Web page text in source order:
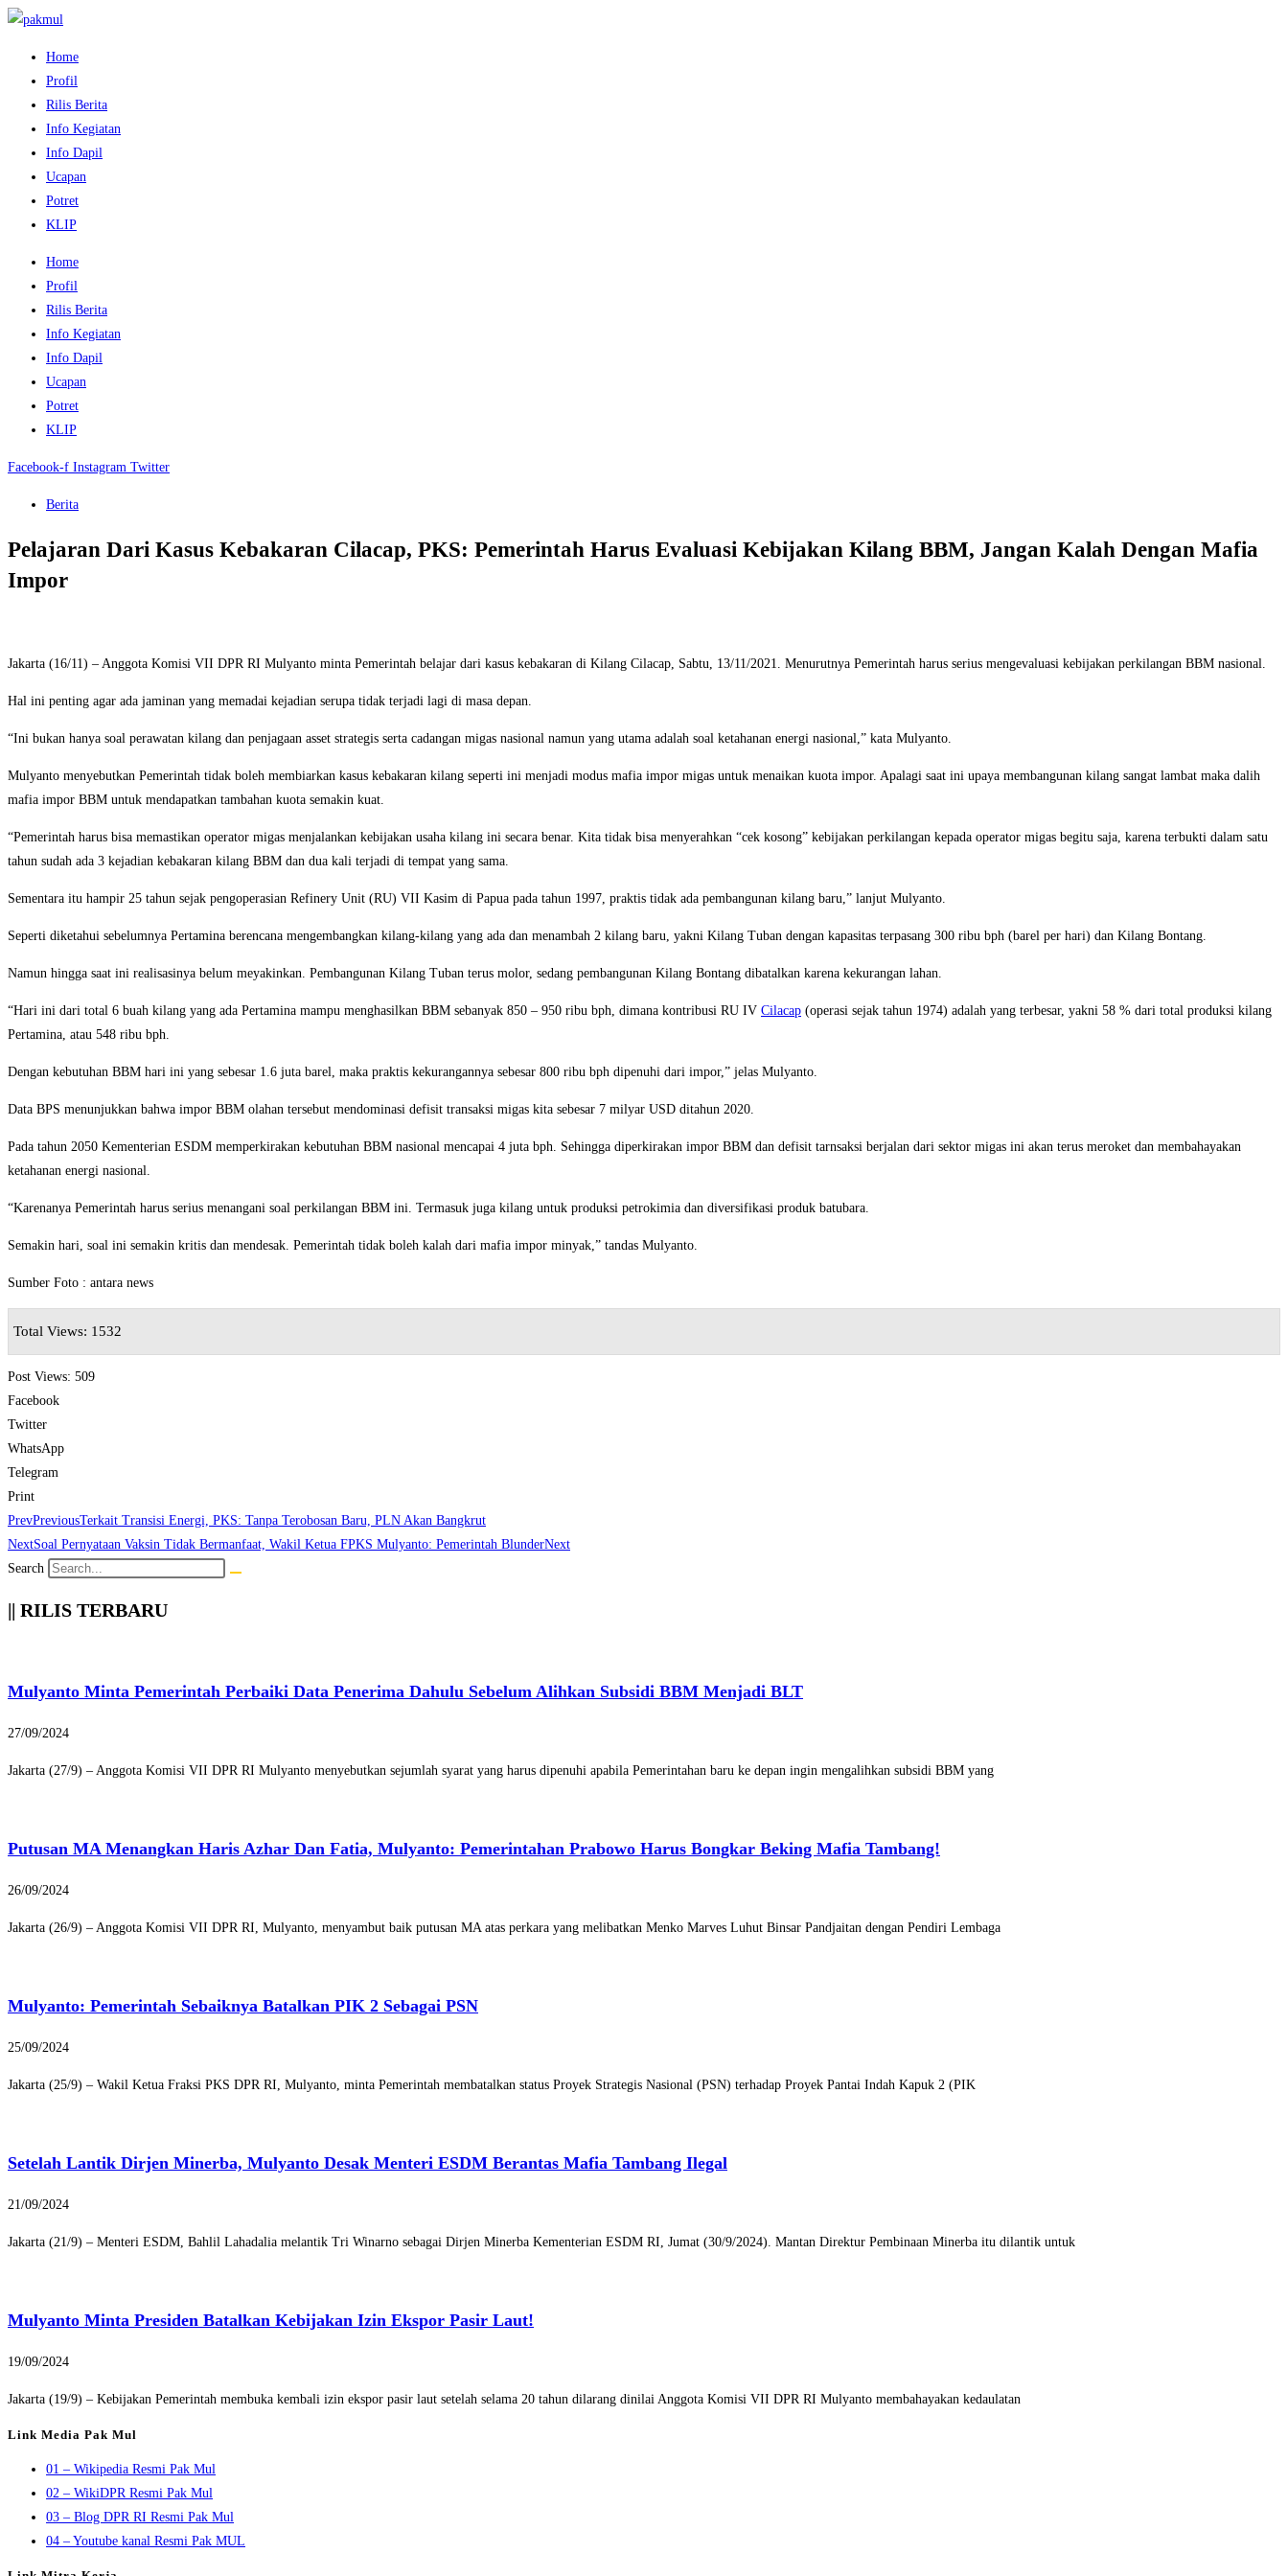
Home
Profil
Rilis Berita
Info Kegiatan
Info Dapil
Ucapan
Potret
KLIP
Home
Profil
Rilis Berita
Info Kegiatan
Info Dapil
Ucapan
Potret
KLIP
Facebook-f Instagram Twitter
Berita
Pelajaran Dari Kasus Kebakaran Cilacap, PKS: Pemerintah Harus Evaluasi Kebijakan Kilang BBM, Jangan Kalah Dengan Mafia
Impor
Jakarta (16/11) – Anggota Komisi VII DPR RI Mulyanto minta Pemerintah belajar dari kasus kebakaran di Kilang Cilacap, Sabtu, 13/11/2021. Menurutnya Pemerintah harus serius mengevaluasi kebijakan perkilangan BBM nasional.
Hal ini penting agar ada jaminan yang memadai kejadian serupa tidak terjadi lagi di masa depan.
“Ini bukan hanya soal perawatan kilang dan penjagaan asset strategis serta cadangan migas nasional namun yang utama adalah soal ketahanan energi nasional,” kata Mulyanto.
Mulyanto menyebutkan Pemerintah tidak boleh membiarkan kasus kebakaran kilang seperti ini menjadi modus mafia impor migas untuk menaikan kuota impor. Apalagi saat ini upaya membangunan kilang sangat lambat maka dalih
mafia impor BBM untuk mendapatkan tambahan kuota semakin kuat.
“Pemerintah harus bisa memastikan operator migas menjalankan kebijakan usaha kilang ini secara benar. Kita tidak bisa menyerahkan “cek kosong” kebijakan perkilangan kepada operator migas begitu saja, karena terbukti dalam satu
tahun sudah ada 3 kejadian kebakaran kilang BBM dan dua kali terjadi di tempat yang sama.
Sementara itu hampir 25 tahun sejak pengoperasian Refinery Unit (RU) VII Kasim di Papua pada tahun 1997, praktis tidak ada pembangunan kilang baru,” lanjut Mulyanto.
Seperti diketahui sebelumnya Pertamina berencana mengembangkan kilang-kilang yang ada dan menambah 2 kilang baru, yakni Kilang Tuban dengan kapasitas terpasang 300 ribu bph (barel per hari) dan Kilang Bontang.
Namun hingga saat ini realisasinya belum meyakinkan. Pembangunan Kilang Tuban terus molor, sedang pembangunan Kilang Bontang dibatalkan karena kekurangan lahan.
“Hari ini dari total 6 buah kilang yang ada Pertamina mampu menghasilkan BBM sebanyak 850 – 950 ribu bph, dimana kontribusi RU IV Cilacap (operasi sejak tahun 1974) adalah yang terbesar, yakni 58 % dari total produksi kilang
Pertamina, atau 548 ribu bph.
Dengan kebutuhan BBM hari ini yang sebesar 1.6 juta barel, maka praktis kekurangannya sebesar 800 ribu bph dipenuhi dari impor,” jelas Mulyanto.
Data BPS menunjukkan bahwa impor BBM olahan tersebut mendominasi defisit transaksi migas kita sebesar 7 milyar USD ditahun 2020.
Pada tahun 2050 Kementerian ESDM memperkirakan kebutuhan BBM nasional mencapai 4 juta bph. Sehingga diperkirakan impor BBM dan defisit tarnsaksi berjalan dari sektor migas ini akan terus meroket dan membahayakan
ketahanan energi nasional.
“Karenanya Pemerintah harus serius menangani soal perkilangan BBM ini. Termasuk juga kilang untuk produksi petrokimia dan diversifikasi produk batubara.
Semakin hari, soal ini semakin kritis dan mendesak. Pemerintah tidak boleh kalah dari mafia impor minyak,” tandas Mulyanto.
Sumber Foto : antara news
Total Views: 1532
Post Views: 509
Facebook
Twitter
WhatsApp
Telegram
Print
PrevPreviousTerkait Transisi Energi, PKS: Tanpa Terobosan Baru, PLN Akan Bangkrut
NextSoal Pernyataan Vaksin Tidak Bermanfaat, Wakil Ketua FPKS Mulyanto: Pemerintah BlunderNext
Search
|| RILIS TERBARU
Mulyanto Minta Pemerintah Perbaiki Data Penerima Dahulu Sebelum Alihkan Subsidi BBM Menjadi BLT
27/09/2024
Jakarta (27/9) – Anggota Komisi VII DPR RI Mulyanto menyebutkan sejumlah syarat yang harus dipenuhi apabila Pemerintahan baru ke depan ingin mengalihkan subsidi BBM yang
Putusan MA Menangkan Haris Azhar Dan Fatia, Mulyanto: Pemerintahan Prabowo Harus Bongkar Beking Mafia Tambang!
26/09/2024
Jakarta (26/9) – Anggota Komisi VII DPR RI, Mulyanto, menyambut baik putusan MA atas perkara yang melibatkan Menko Marves Luhut Binsar Pandjaitan dengan Pendiri Lembaga
Mulyanto: Pemerintah Sebaiknya Batalkan PIK 2 Sebagai PSN
25/09/2024
Jakarta (25/9) – Wakil Ketua Fraksi PKS DPR RI, Mulyanto, minta Pemerintah membatalkan status Proyek Strategis Nasional (PSN) terhadap Proyek Pantai Indah Kapuk 2 (PIK
Setelah Lantik Dirjen Minerba, Mulyanto Desak Menteri ESDM Berantas Mafia Tambang Ilegal
21/09/2024
Jakarta (21/9) – Menteri ESDM, Bahlil Lahadalia melantik Tri Winarno sebagai Dirjen Minerba Kementerian ESDM RI, Jumat (30/9/2024). Mantan Direktur Pembinaan Minerba itu dilantik untuk
Mulyanto Minta Presiden Batalkan Kebijakan Izin Ekspor Pasir Laut!
19/09/2024
Jakarta (19/9) – Kebijakan Pemerintah membuka kembali izin ekspor pasir laut setelah selama 20 tahun dilarang dinilai Anggota Komisi VII DPR RI Mulyanto membahayakan kedaulatan
Link Media Pak Mul
01 – Wikipedia Resmi Pak Mul
02 – WikiDPR Resmi Pak Mul
03 – Blog DPR RI Resmi Pak Mul
04 – Youtube kanal Resmi Pak MUL